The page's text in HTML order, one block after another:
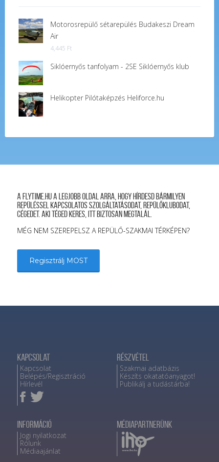
Motorosrepülő sétarepülés Budakeszi Dream
Air
4,445 Ft
Siklóernyős tanfolyam - 2SE Siklóernyős klub
Helikopter Pilótaképzés Heliforce.hu
A FLYTIME.HU a legjobb oldal arra, hogy hírdesd bármilyen
repüléssel kapcsolatos szolgáltatásodat, repülőklubodat,
cégedet. Aki téged keres, itt biztosan megtalál.
MÉG NEM SZEREPELSZ A REPÜLŐ-SZAKMAI TÉRKÉPEN?
Regisztrálj MOST
Kapcsolat
Kapcsolat
Belépés/Regisztráció
Hírlevél
Részvétel
Szakmai adatbázis
Készíts okatatóanyagot!
Publikálj a tudástárba!
Információ
Jogi nyilatkozat
Rólunk
Médiaajánlat
Médiapartnerünk